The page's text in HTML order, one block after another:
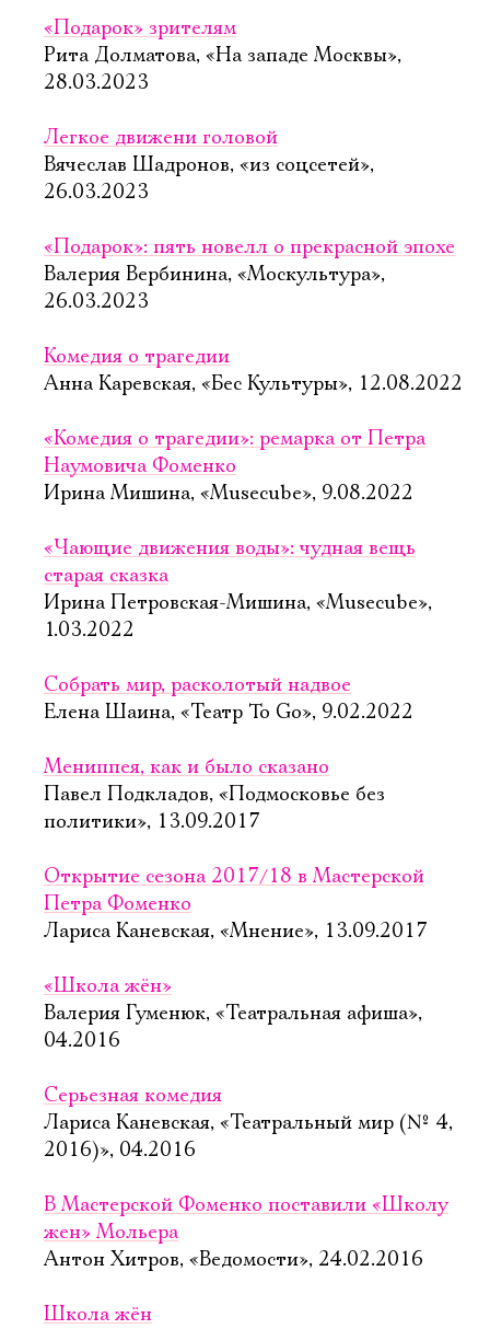
«Подарок» зрителям
Рита Долматова, «На западе Москвы»,
28.03.2023
Легкое движени головой
Вячеслав Шадронов, «из соцсетей»,
26.03.2023
«Подарок»: пять новелл о прекрасной эпохе
Валерия Вербинина, «Москультура»,
26.03.2023
Комедия о трагедии
Анна Каревская, «Бес Культуры», 12.08.2022
«Комедия о трагедии»: ремарка от Петра
Наумовича Фоменко
Ирина Мишина, «Musecube», 9.08.2022
«Чающие движения воды»: чудная вещь
старая сказка
Ирина Петровская-Мишина, «Musecube»,
1.03.2022
Собрать мир, расколотый надвое
Елена Шаина, «Театр To Go», 9.02.2022
Мениппея, как и было сказано
Павел Подкладов, «Подмосковье без
политики», 13.09.2017
Открытие сезона 2017/18 в Мастерской
Петра Фоменко
Лариса Каневская, «Мнение», 13.09.2017
«Школа жён»
Валерия Гуменюк, «Театральная афиша»,
04.2016
Серьезная комедия
Лариса Каневская, «Театральный мир (№ 4,
2016)», 04.2016
В Мастерской Фоменко поставили «Школу
жен» Мольера
Антон Хитров, «Ведомости», 24.02.2016
Школа жён